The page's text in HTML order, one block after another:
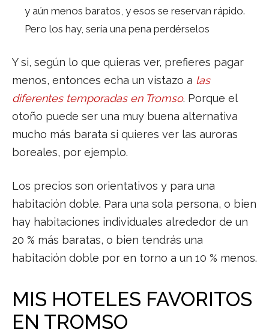
y aún menos baratos, y esos se reservan rápido.
Pero los hay, sería una pena perdérselos
Y si, según lo que quieras ver, prefieres pagar
menos, entonces echa un vistazo a las
diferentes temporadas en Tromso. Porque el
otoño puede ser una muy buena alternativa
mucho más barata si quieres ver las auroras
boreales, por ejemplo.
Los precios son orientativos y para una
habitación doble. Para una sola persona, o bien
hay habitaciones individuales alrededor de un
20 % más baratas, o bien tendrás una
habitación doble por en torno a un 10 % menos.
MIS HOTELES FAVORITOS
EN TROMSO